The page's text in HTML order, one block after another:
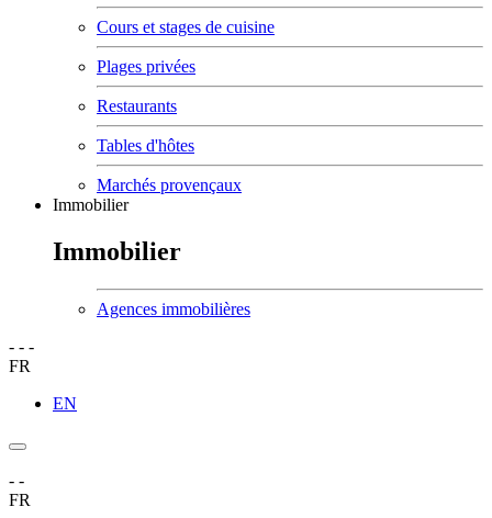
Cours et stages de cuisine
Plages privées
Restaurants
Tables d'hôtes
Marchés provençaux
Immobilier
Immobilier
Agences immobilières
- - -
FR
EN
- -
FR